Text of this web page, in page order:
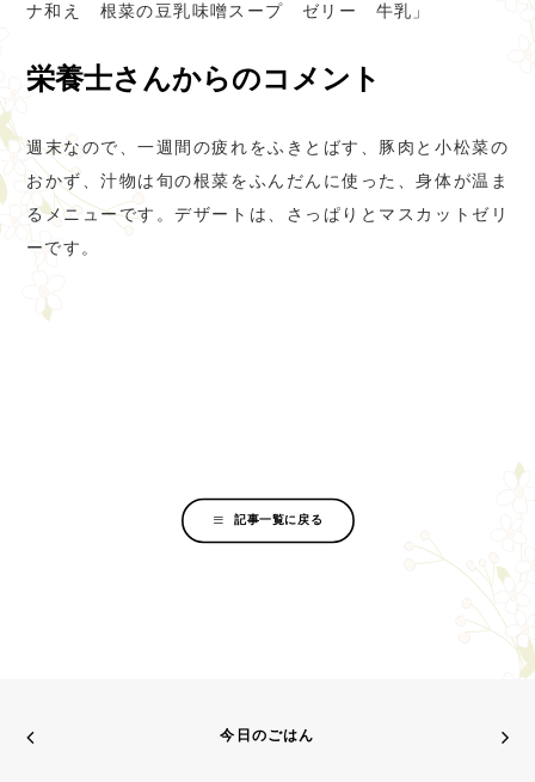
ナ和え 根菜の豆乳味噌スープ ゼリー 牛乳」
栄養士さんからのコメント
週末なので、一週間の疲れをふきとばす、豚肉と小松菜の
おかず、汁物は旬の根菜をふんだんに使った、身体が温ま
るメニューです。デザートは、さっぱりとマスカットゼリ
ーです。
記事一覧に戻る
今日のごはん